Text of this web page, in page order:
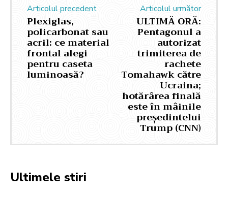
Articolul precedent
Plexiglas,
policarbonat sau
acril: ce material
frontal alegi
pentru caseta
luminoasă?
Articolul următor
ULTIMĂ ORĂ:
Pentagonul a
autorizat
trimiterea de
rachete
Tomahawk către
Ucraina;
hotărârea finală
este în mâinile
președintelui
Trump (CNN)
Ultimele stiri